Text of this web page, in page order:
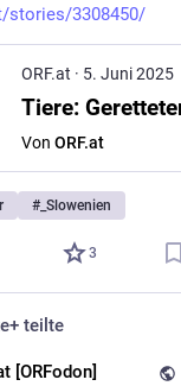
stories/3308450/
ORF.at · 5. Juni 2025
Von ORF.at
# _Slowenien
3
teilte
[ORFodon]